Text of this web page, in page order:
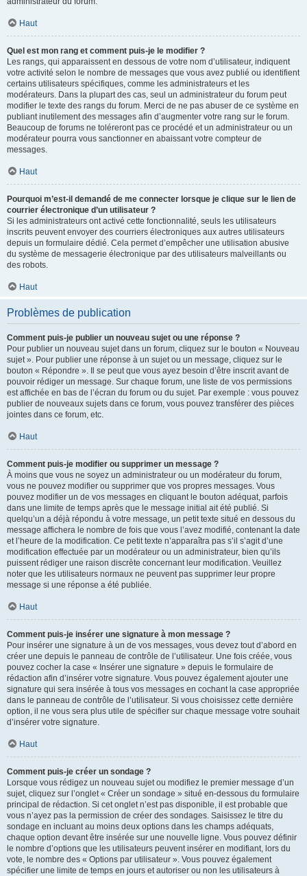
Haut
Quel est mon rang et comment puis-je le modifier ?
Les rangs, qui apparaissent en dessous de votre nom d’utilisateur, indiquent
votre activité selon le nombre de messages que vous avez publié ou identifient
certains utilisateurs spécifiques, comme les administrateurs et les
modérateurs. Dans la plupart des cas, seul un administrateur du forum peut
modifier le texte des rangs du forum. Merci de ne pas abuser de ce système en
publiant inutilement des messages afin d’augmenter votre rang sur le forum.
Beaucoup de forums ne toléreront pas ce procédé et un administrateur ou un
modérateur pourra vous sanctionner en abaissant votre compteur de
messages.
Haut
Pourquoi m’est-il demandé de me connecter lorsque je clique sur le lien de
courrier électronique d’un utilisateur ?
Si les administrateurs ont activé cette fonctionnalité, seuls les utilisateurs
inscrits peuvent envoyer des courriers électroniques aux autres utilisateurs
depuis un formulaire dédié. Cela permet d’empêcher une utilisation abusive
du système de messagerie électronique par des utilisateurs malveillants ou
des robots.
Haut
Problèmes de publication
Comment puis-je publier un nouveau sujet ou une réponse ?
Pour publier un nouveau sujet dans un forum, cliquez sur le bouton « Nouveau
sujet ». Pour publier une réponse à un sujet ou un message, cliquez sur le
bouton « Répondre ». Il se peut que vous ayez besoin d’être inscrit avant de
pouvoir rédiger un message. Sur chaque forum, une liste de vos permissions
est affichée en bas de l’écran du forum ou du sujet. Par exemple : vous pouvez
publier de nouveaux sujets dans ce forum, vous pouvez transférer des pièces
jointes dans ce forum, etc.
Haut
Comment puis-je modifier ou supprimer un message ?
À moins que vous ne soyez un administrateur ou un modérateur du forum,
vous ne pouvez modifier ou supprimer que vos propres messages. Vous
pouvez modifier un de vos messages en cliquant le bouton adéquat, parfois
dans une limite de temps après que le message initial ait été publié. Si
quelqu’un a déjà répondu à votre message, un petit texte situé en dessous du
message affichera le nombre de fois que vous l’avez modifié, contenant la date
et l’heure de la modification. Ce petit texte n’apparaîtra pas s’il s’agit d’une
modification effectuée par un modérateur ou un administrateur, bien qu’ils
puissent rédiger une raison discrète concernant leur modification. Veuillez
noter que les utilisateurs normaux ne peuvent pas supprimer leur propre
message si une réponse a été publiée.
Haut
Comment puis-je insérer une signature à mon message ?
Pour insérer une signature à un de vos messages, vous devez tout d’abord en
créer une depuis le panneau de contrôle de l’utilisateur. Une fois créée, vous
pouvez cocher la case « Insérer une signature » depuis le formulaire de
rédaction afin d’insérer votre signature. Vous pouvez également ajouter une
signature qui sera insérée à tous vos messages en cochant la case appropriée
dans le panneau de contrôle de l’utilisateur. Si vous choisissez cette dernière
option, il ne vous sera plus utile de spécifier sur chaque message votre souhait
d’insérer votre signature.
Haut
Comment puis-je créer un sondage ?
Lorsque vous rédigez un nouveau sujet ou modifiez le premier message d’un
sujet, cliquez sur l’onglet « Créer un sondage » situé en-dessous du formulaire
principal de rédaction. Si cet onglet n’est pas disponible, il est probable que
vous n’ayez pas la permission de créer des sondages. Saisissez le titre du
sondage en incluant au moins deux options dans les champs adéquats,
chaque option devant être insérée sur une nouvelle ligne. Vous pouvez définir
le nombre d’options que les utilisateurs peuvent insérer en modifiant, lors du
vote, le nombre des « Options par utilisateur ». Vous pouvez également
spécifier une limite de temps en jours et autoriser ou non les utilisateurs à